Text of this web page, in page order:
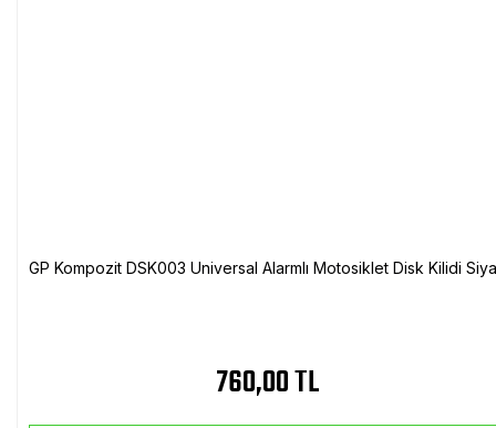
GP Kompozit DSK003 Universal Alarmlı Motosiklet Disk Kilidi
760,00 TL